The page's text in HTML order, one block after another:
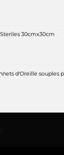
30cmx30cm
d'Oreille souples